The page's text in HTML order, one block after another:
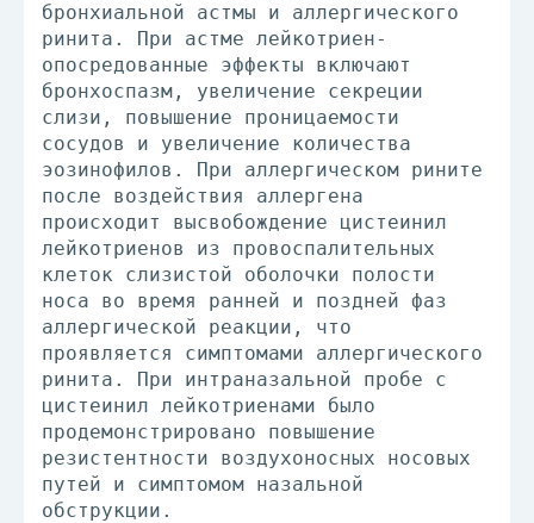
бронхиальной астмы и аллергического
ринита. При астме лейкотриен-
опосредованные эффекты включают
бронхоспазм, увеличение секреции
слизи, повышение проницаемости
сосудов и увеличение количества
эозинофилов. При аллергическом рините
после воздействия аллергена
происходит высвобождение цистеинил
лейкотриенов из провоспалительных
клеток слизистой оболочки полости
носа во время ранней и поздней фаз
аллергической реакции, что
проявляется симптомами аллергического
ринита. При интраназальной пробе с
цистеинил лейкотриенами было
продемонстрировано повышение
резистентности воздухоносных носовых
путей и симптомом назальной
обструкции.